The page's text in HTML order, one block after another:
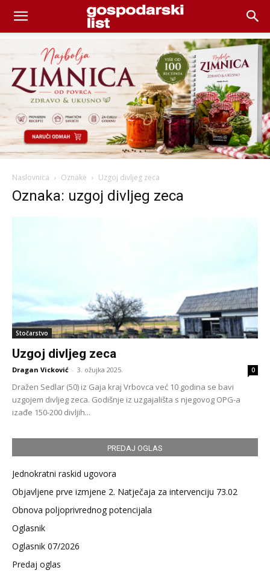
Naslovnica Oznake Uzgoj divljeg zeca
Oznaka: uzgoj divljeg zeca
Stočarstvo
Uzgoj divljeg zeca
Dragan Vicković - 3. ožujka 2025. 0
Dražen Sedlar (50) iz Gaja kraj Vrbovca već 10 godina se bavi
uzgojem divljeg zeca. Godišnje iz uzgajališta s njegovog OPG-a
izađe 150-200 divljih...
PREDAJ OGLAS
Jednokratni raskid ugovora
Objavljene prve izmjene 2. Natječaja za intervenciju 73.02
Obnova poljoprivrednog potencijala
Oglasnik
Oglasnik 07/2026
Predaj oglas